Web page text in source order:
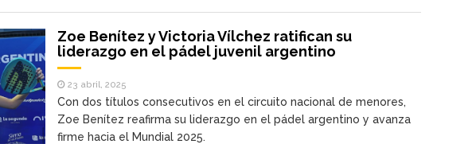
Zoe Benítez y Victoria Vílchez ratifican su
liderazgo en el pádel juvenil argentino
23 abril, 2025
Con dos títulos consecutivos en el circuito nacional de menores,
Zoe Benítez reafirma su liderazgo en el pádel argentino y avanza
firme hacia el Mundial 2025.